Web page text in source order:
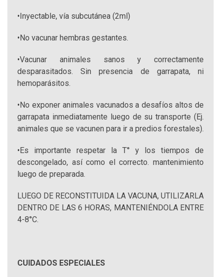
•Inyectable, vía subcutánea (2ml)
•No vacunar hembras gestantes.
•Vacunar animales sanos y correctamente
desparasitados. Sin presencia de garrapata, ni
hemoparásitos.
•No exponer animales vacunados a desafíos altos de
garrapata inmediatamente luego de su transporte (Ej.
animales que se vacunen para ir a predios forestales).
•Es importante respetar la T° y los tiempos de
descongelado, así como el correcto. mantenimiento
luego de preparada.
LUEGO DE RECONSTITUIDA LA VACUNA, UTILIZARLA
DENTRO DE LAS 6 HORAS, MANTENIÉNDOLA ENTRE
4-8°C.
CUIDADOS ESPECIALES